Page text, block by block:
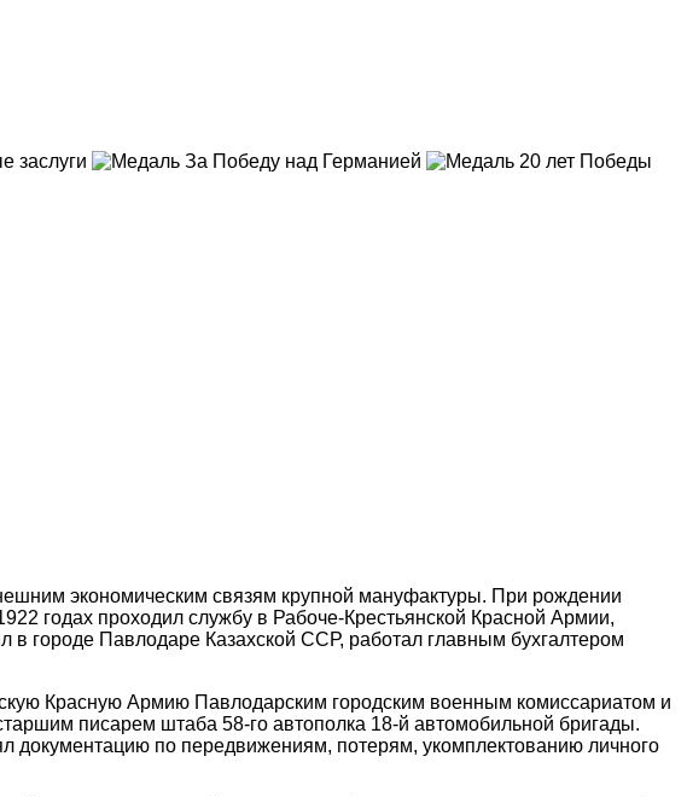
экономическим связям крупной мануфактуры. При рождении
годах проходил службу в Рабоче-Крестьянской Красной Армии,
городе Павлодаре Казахской ССР, работал главным бухгалтером
Красную Армию Павлодарским городским военным комиссариатом и
писарем штаба 58-го автополка 18-й автомобильной бригады.
документацию по передвижениям, потерям, укомплектованию личного